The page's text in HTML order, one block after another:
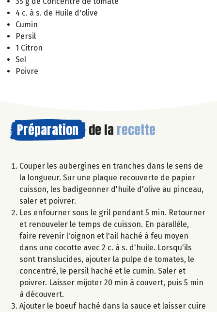
4 c. à s. de Huile d'olive
Cumin
Persil
1 Citron
Sel
Poivre
Préparation de la recette
Couper les aubergines en tranches dans le sens de
la longueur. Sur une plaque recouverte de papier
cuisson, les badigeonner d'huile d'olive au pinceau,
saler et poivrer.
Les enfourner sous le gril pendant 5 min. Retourner
et renouveler le temps de cuisson. En parallèle,
faire revenir l'oignon et l'ail haché à feu moyen
dans une cocotte avec 2 c. à s. d'huile. Lorsqu'ils
sont translucides, ajouter la pulpe de tomates, le
concentré, le persil haché et le cumin. Saler et
poivrer. Laisser mijoter 20 min à couvert, puis 5 min
à découvert.
Ajouter le boeuf haché dans la sauce et laisser cuire